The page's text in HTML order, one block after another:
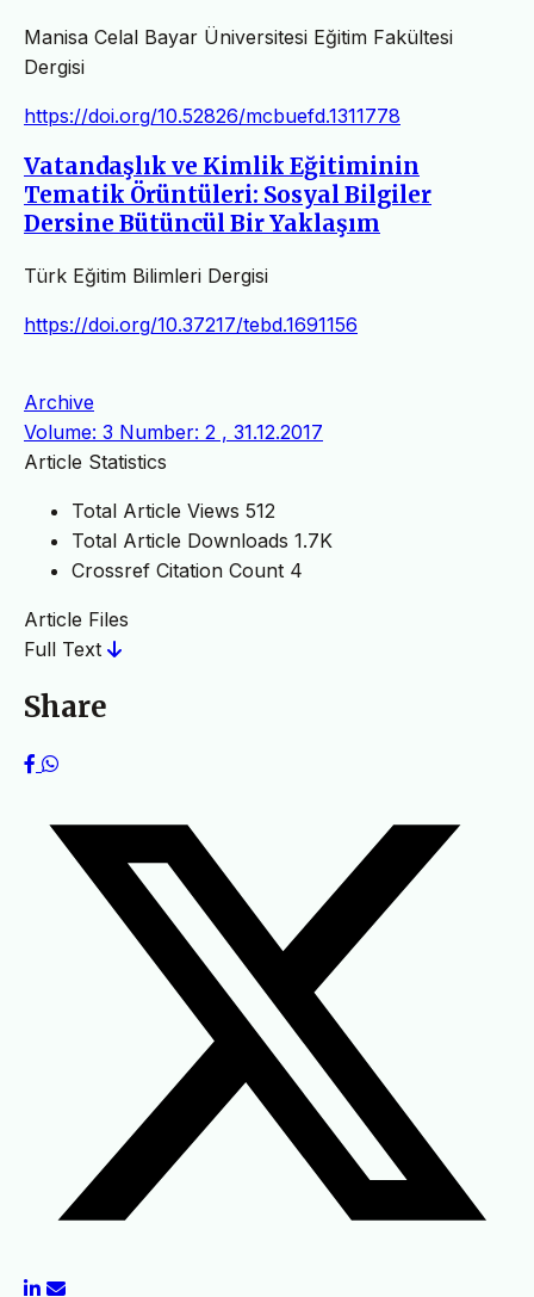
Manisa Celal Bayar Üniversitesi Eğitim Fakültesi
Dergisi
https://doi.org/10.52826/mcbuefd.1311778
Vatandaşlık ve Kimlik Eğitiminin
Tematik Örüntüleri: Sosyal Bilgiler
Dersine Bütüncül Bir Yaklaşım
Türk Eğitim Bilimleri Dergisi
https://doi.org/10.37217/tebd.1691156
Archive
Volume: 3 Number: 2 , 31.12.2017
Article Statistics
Total Article Views 512
Total Article Downloads 1.7K
Crossref Citation Count 4
Article Files
Full Text
Share